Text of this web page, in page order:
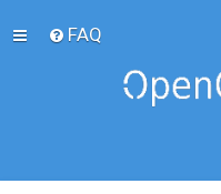
FAQ